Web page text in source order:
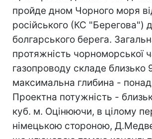
пройде дном Чорного моря
російського (КС "Берегова")
болгарського берега.
протяжність чорноморської
газопроводу складе близько
максимальна глибина -
Проектна потужність -
куб. м. Оцінюючи, в цілому
німецькою стороною,